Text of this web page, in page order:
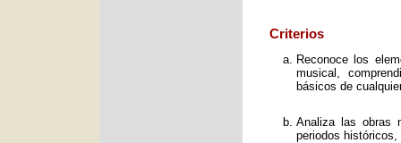
Criterios
Reconoce los
musical,
básicos de
Analiza las obras
periodos